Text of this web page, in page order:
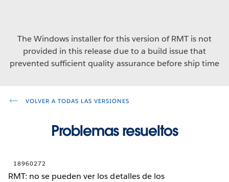
The Windows installer for this version of RMT is not
provided in this release due to a build issue that
prevented sufficient quality assurance before ship time
VOLVER A TODAS LAS VERSIONES
Problemas resueltos
18960272
RMT: no se pueden ver los detalles de los